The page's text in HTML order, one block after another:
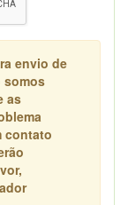
envio de
somos
as
contato